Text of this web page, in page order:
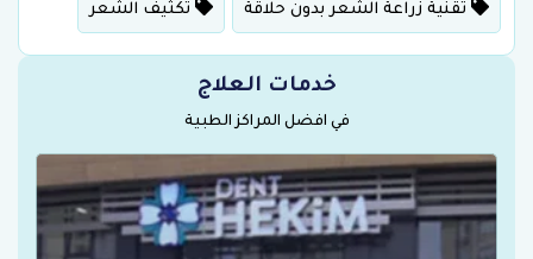
تقنية زراعة الشعر بدون حلاقة تكثيف الشعر
خدمات العلاج
في افضل المراكز الطبية